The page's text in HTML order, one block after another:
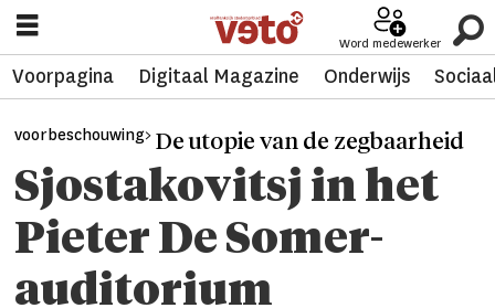
Word medewerker
Voorpagina Digitaal Magazine Onderwijs
voorbeschouwing> De utopie van de zegbaarheid
Sjostakovitsj in het
Pieter De Somer-
auditorium